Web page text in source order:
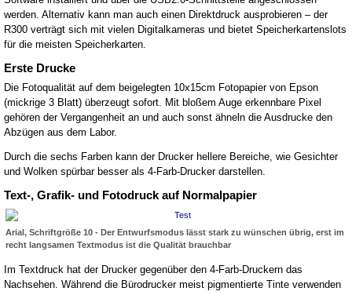
werden. Alternativ kann man auch einen Direktdruck ausprobieren – der
R300 verträgt sich mit vielen Digitalkameras und bietet Speicherkartenslots
für die meisten Speicherkarten.
Erste Drucke
Die Fotoqualität auf dem beigelegten 10x15cm Fotopapier von Epson
(mickrige 3 Blatt) überzeugt sofort. Mit bloßem Auge erkennbare Pixel
gehören der Vergangenheit an und auch sonst ähneln die Ausdrucke den
Abzügen aus dem Labor.
Durch die sechs Farben kann der Drucker hellere Bereiche, wie Gesichter
und Wolken spürbar besser als 4-Farb-Drucker darstellen.
Text-, Grafik- und Fotodruck auf Normalpapier
Arial, Schriftgröße 10 - Der Entwurfsmodus lässt stark zu wünschen übrig, erst im
recht langsamen Textmodus ist die Qualität brauchbar
Im Textdruck hat der Drucker gegenüber den 4-Farb-Druckern das
Nachsehen. Während die Bürodrucker meist pigmentierte Tinte verwenden